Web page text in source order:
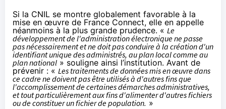
Si la CNIL se montre globalement favorable à la
mise en œuvre de France Connect, elle en appelle
néanmoins à la plus grande prudence. « Le
développement de l'administration électronique ne passe
pas nécessairement et ne doit pas conduire à la création d'un
identifiant unique des administrés, au plan local comme au
plan national » souligne ainsi l’institution. Avant de
prévenir : « Les traitements de données mis en œuvre dans
ce cadre ne doivent pas être utilisés à d'autres fins que
l'accomplissement de certaines démarches administratives,
et tout particulièrement aux fins d'alimenter d'autres fichiers
ou de constituer un fichier de population. »